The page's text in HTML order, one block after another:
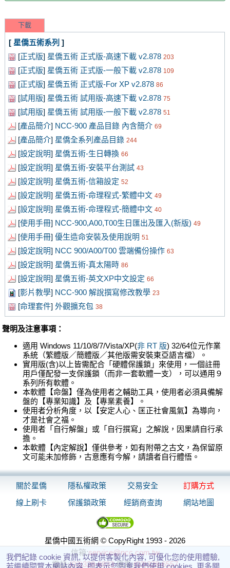
下載
[ 星僑五術系列 ]
[正式版] 星僑五術 正式版-高速下載 v2.878 203
[正式版] 星僑五術 正式版-一般下載 v2.878 109
[正式版] 星僑五術 正式版-For XP v2.878 86
[試用版] 星僑五術 試用版-高速下載 v2.878 75
[試用版] 星僑五術 試用版-一般下載 v2.878 51
[產品簡介] NCC-900 產品目錄 內含簡介 69
[產品簡介] 星僑全系列產品目錄 244
[設定說明] 星僑五術-生日轉換 66
[設定說明] 星僑五術-安裝平台測試 43
[設定說明] 星僑五術-信箱設定 52
[設定說明] 星僑五術-命理程式-繁體中文 49
[設定說明] 星僑五術-命理程式-簡體中文 40
[使用手冊] NCC-900,A00,T00生日匯出及匯入(新版) 49
[使用手冊] 優生造命安裝及使用說明 51
[設定說明] NCC 900/A00/T00 雲端備份操作 63
[設定說明] 星僑五術-真太陽時 86
[設定說明] 星僑五術-英文XP中文設定 66
[影片教學] NCC-900 解說撰寫修改教學 23
[命理套件] 外觀擴充包 38
聲明及注意事項：
適用 Windows 11/10/8/7/Vista/XP(非 RT 版) 32/64位元作業
系統（繁體版／簡體版／其他版需安裝東亞語言檔）。
實用版(含)以上皆需配合「硬體保護鎖」來使用，一個註冊
用戶僅配發一支保護鎖（而非一套軟體一支），可以通用９
系列所有軟體。
本軟體【命盤】僅為使用者之輔助工具，使用者必須具備解
盤的【專業知識】及【專業素養】。
使用者分析角度，以【安定人心、匡正社會風氣】為導向，
才是社會之福。
使用者「自行解盤」或「自行撰寫」之解說，因果請自行承
擔。
本軟體【內定解說】僅供參考，如有附帶之古文，為保留原
文可能未加修飾，古意應有今解，請讀者自行體悟。
關於星僑 隱私權政策 交易安全
訂購方式
線上刷卡
保護鎖政策 經銷商查詢 網站地圖
星僑中國五術網 © CopyRight 1993 - 2026
信箱:service@ncc.com.tw
電話:(03)328-8833傳真:(03)328-6557
我們紀錄 cookie 資訊, 以提供客製化內容, 可優化您的使用體驗,
若繼續閱覽本網站內容, 即表示您同意我們使用 cookies. 更多關